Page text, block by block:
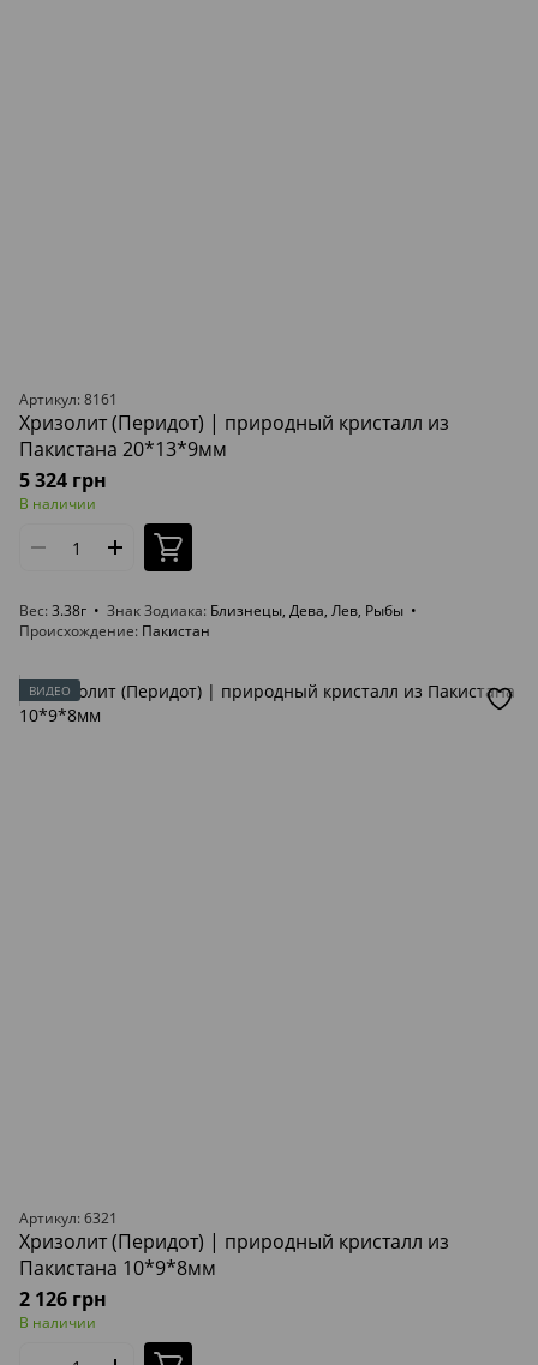
Артикул: 8161
Хризолит (Перидот) | природный кристалл из
Пакистана 20*13*9мм
5 324 грн
В наличии
Вес 3.38г Знак Зодиака Близнецы, Дева, Лев, Рыбы
Происхождение Пакистан
ВИДЕО
Артикул: 6321
Хризолит (Перидот) | природный кристалл из
Пакистана 10*9*8мм
2 126 грн
В наличии